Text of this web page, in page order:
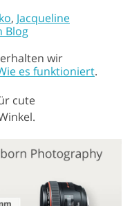
, Jacqueline
Blog
wir
es funktioniert.
cute